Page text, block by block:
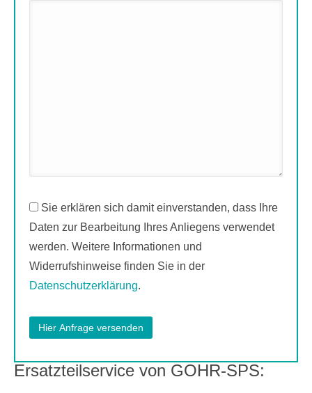
Sie erklären sich damit einverstanden, dass Ihre
Daten zur Bearbeitung Ihres Anliegens verwendet
werden. Weitere Informationen und
Widerrufshinweise finden Sie in der
Datenschutzerklärung.
Ersatzteilservice von GOHR-SPS: